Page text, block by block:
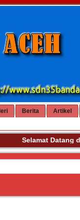
Berita Artikel
Selamat Datang di